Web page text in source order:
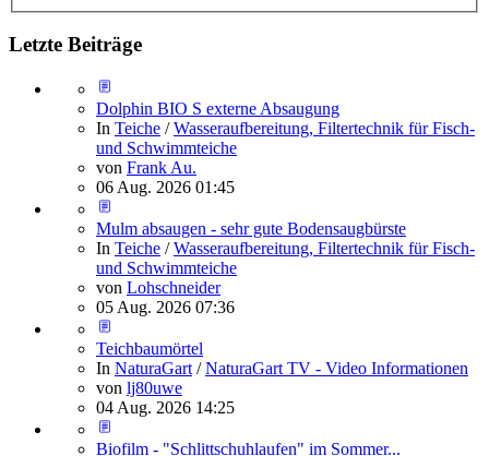
Letzte Beiträge
Dolphin BIO S externe Absaugung
In Teiche /Wasseraufbereitung, Filtertechnik für Fisch-
und Schwimmteiche
von Frank Au.
06 Aug. 2026 01:45
Mulm absaugen - sehr gute Bodensaugbürste
In Teiche /Wasseraufbereitung, Filtertechnik für Fisch-
und Schwimmteiche
von Lohschneider
05 Aug. 2026 07:36
Teichbaumörtel
In NaturaGart /NaturaGart TV - Video Informationen
von lj80uwe
04 Aug. 2026 14:25
Biofilm - "Schlittschuhlaufen" im Sommer...